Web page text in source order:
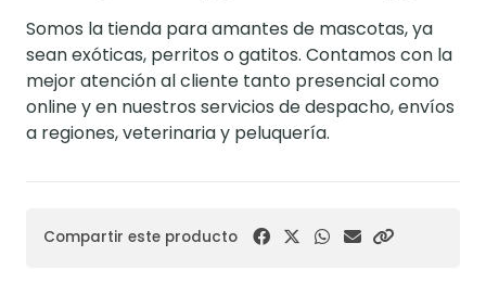
Somos la tienda para amantes de mascotas, ya
sean exóticas, perritos o gatitos. Contamos con la
mejor atención al cliente tanto presencial como
online y en nuestros servicios de despacho, envíos
a regiones, veterinaria y peluquería.
Compartir este producto